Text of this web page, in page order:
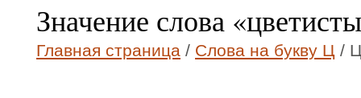
Значение слова
Главная страница / Слова на букву Ц /